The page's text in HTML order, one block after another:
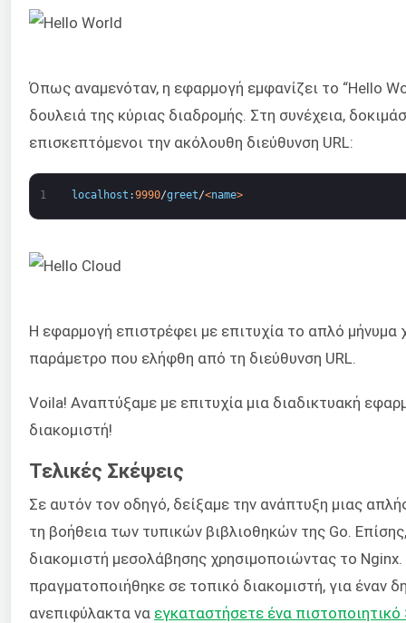
Όπως αναμενόταν, η εφαρμογή εμφανίζει το “Hello
δουλειά της κύριας διαδρομής. Στη συνέχεια,
επισκεπτόμενοι την ακόλουθη διεύθυνση URL:
1 localhost :9990/greet/<name>
Η εφαρμογή επιστρέφει με επιτυχία το απλό μήνυμα
παράμετρο που ελήφθη από τη διεύθυνση URL.
Voila! Αναπτύξαμε με επιτυχία μια διαδικτυακή
διακομιστή!
Τελικές Σκέψεις
Σε αυτόν τον οδηγό, δείξαμε την ανάπτυξη μιας
τη βοήθεια των τυπικών βιβλιοθηκών της Go.
διακομιστή μεσολάβησης χρησιμοποιώντας το Nginx.
πραγματοποιήθηκε σε τοπικό διακομιστή, για έναν
ανεπιφύλακτα να εγκαταστήσετε ένα πιστοποιητικό